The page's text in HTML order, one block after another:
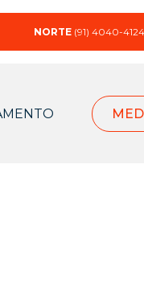
NORTE (91) 4040-4124